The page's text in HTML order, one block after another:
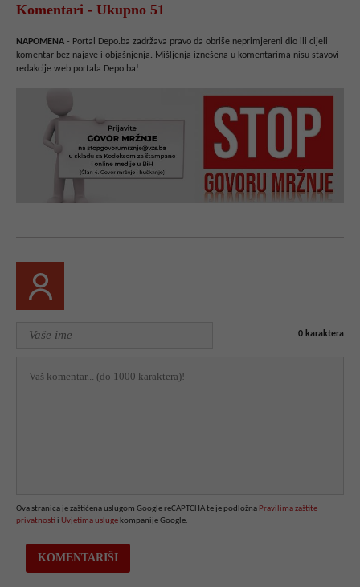
Komentari - Ukupno 51
NAPOMENA - Portal Depo.ba zadržava pravo da obriše neprimjereni dio ili cijeli
komentar bez najave i objašnjenja. Mišljenja iznešena u komentarima nisu stavovi
redakcije web portala Depo.ba!
0 karaktera
Ova stranica je zaštićena uslugom Google reCAPTCHA te je podložna Pravilima zaštite
privatnosti i Uvjetima usluge kompanije Google.